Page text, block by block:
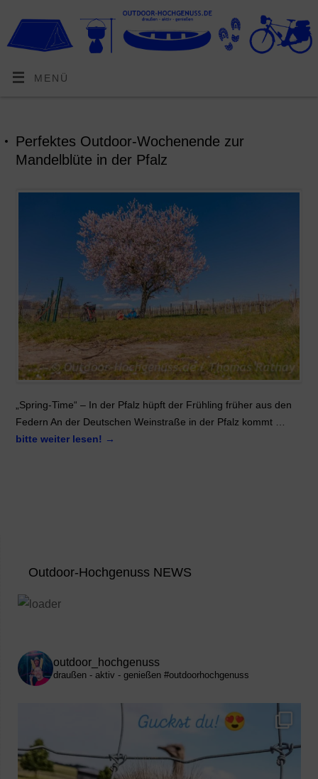
MENÜ
Perfektes Outdoor-Wochenende zur
Mandelblüte in der Pfalz
„Spring-Time“ – In der Pfalz hüpft der Frühling früher aus den
Federn An der Deutschen Weinstraße in der Pfalz kommt …
bitte weiter lesen! →
Outdoor-Hochgenuss NEWS
outdoor_hochgenuss
draußen - aktiv - genießen #outdoorhochgenuss